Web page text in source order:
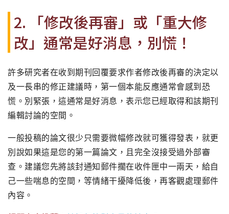
2. 「修改後再審」或「重大修
改」通常是好消息，別慌！
許多研究者在收到期刊回覆要求作者修改後再審的決定以
及一長串的修正建議時，第一個本能反應通常會感到恐
慌。別緊張，這通常是好消息，表示您已經取得和該期刊
編輯討論的空間。
一般投稿的論文很少只需要微幅修改就可獲得發表，就更
別說如果這是您的第一篇論文，且完全沒接受過外部審
查。建議您先將該封通知郵件擱在收件匣中一兩天，給自
己一些喘息的空間，等情緒干擾降低後，再客觀處理郵件
內容。